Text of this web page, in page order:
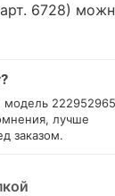
6728)
модель
лучше
заказом.